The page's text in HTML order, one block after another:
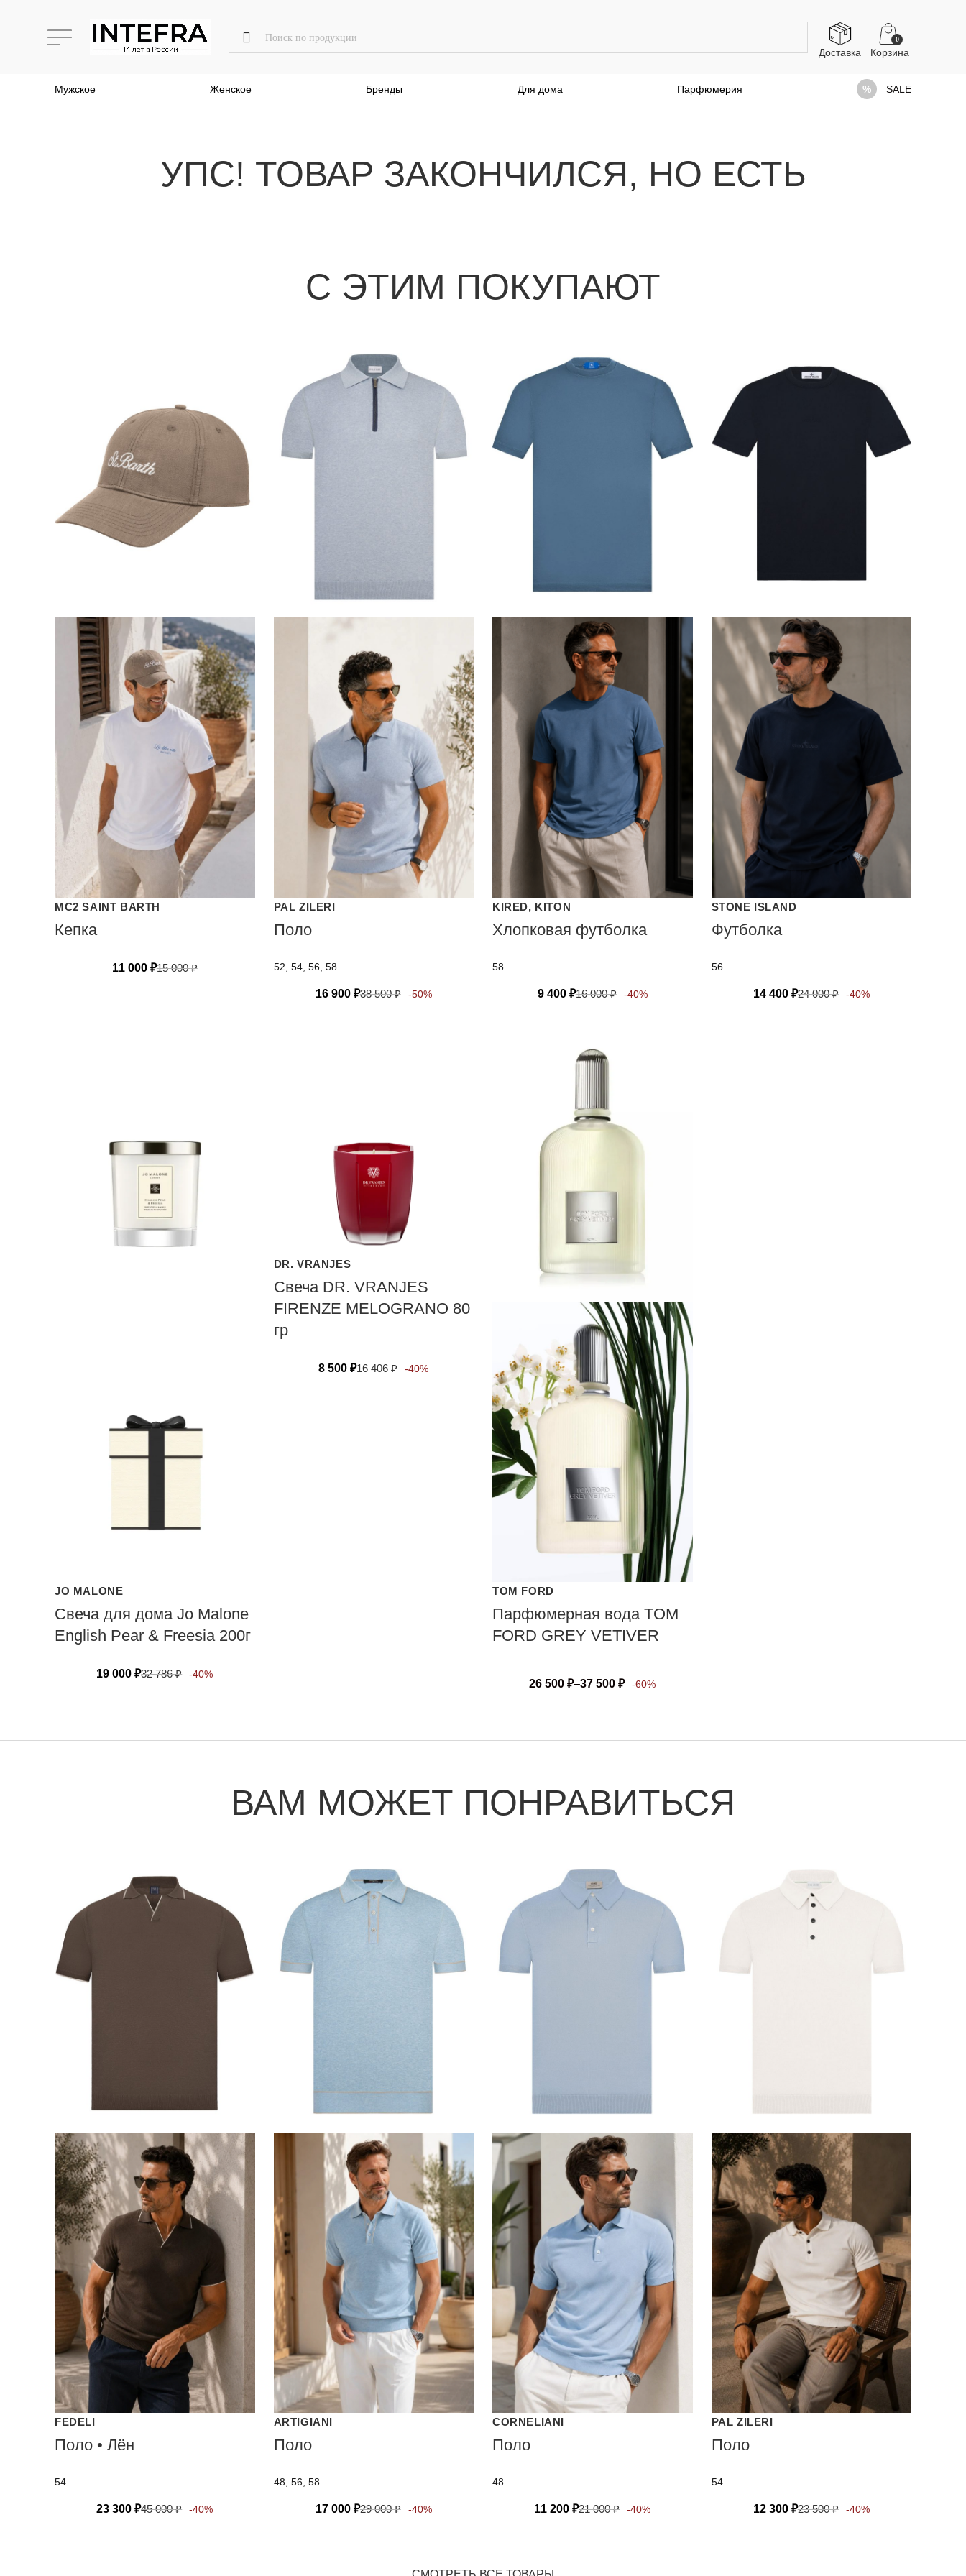
Доставка
0
Мужское Женское Бренды Для дома Парфюмерия SALE
УПС! ТОВАР ЗАКОНЧИЛСЯ, НО ЕСТЬ
С ЭТИМ ПОКУПАЮТ
MC2 SAINT BARTH
Кепка
11 000 ₽15 000₽
PAL ZILERI
Поло
52, 54, 56, 58
16 900 ₽38 500₽ -50%
KIRED, KITON
Хлопковая футболка
58
9 400 ₽16 000₽ -40%
STONE ISLAND
Футболка
56
14 400 ₽24 000₽ -40%
JO MALONE
Свеча для дома Jo Malone
English Pear & Freesia 200г
19 000₽32 786₽ -40%
DR. VRANJES
Свеча DR. VRANJES
FIRENZE MELOGRANO 80
гр
8 500₽16 406₽ -40%
TOM FORD
Парфюмерная вода TOM
FORD GREY VETIVER
26 500₽–37 500₽ -60%
ВАМ МОЖЕТ ПОНРАВИТЬСЯ
FEDELI
Поло • Лён
54
23 300₽45 000₽ -40%
ARTIGIANI
Поло
48, 56, 58
17 000 ₽29 000₽ -40%
CORNELIANI
Поло
48
11 200₽21 000₽ -40%
PAL ZILERI
Поло
54
12 300 ₽23 500₽ -40%